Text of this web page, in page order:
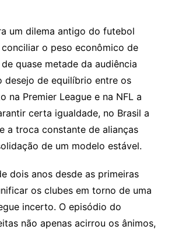
um dilema antigo do futebol
o peso econômico de
quase metade da audiência
desejo de equilíbrio entre os
na Premier League e na NFL a
certa igualdade, no Brasil a
a troca constante de alianças
de um modelo estável.
dois anos desde as primeiras
os clubes em torno de uma
incerto. O episódio do
não apenas acirrou os ânimos,